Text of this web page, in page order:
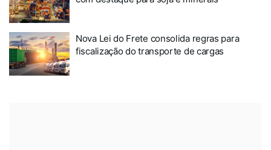
Nova Lei do Frete consolida regras para
fiscalização do transporte de cargas